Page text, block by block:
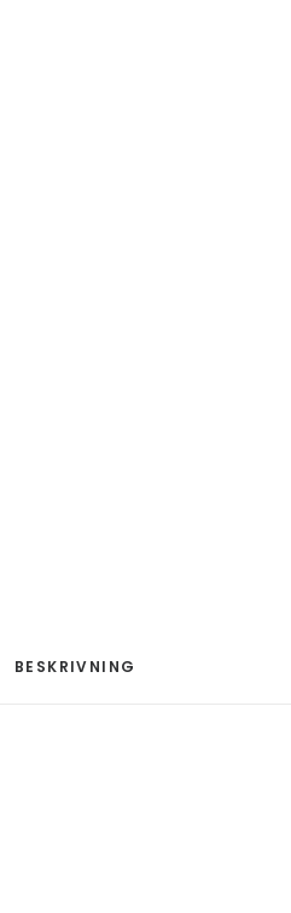
BESKRIVNING